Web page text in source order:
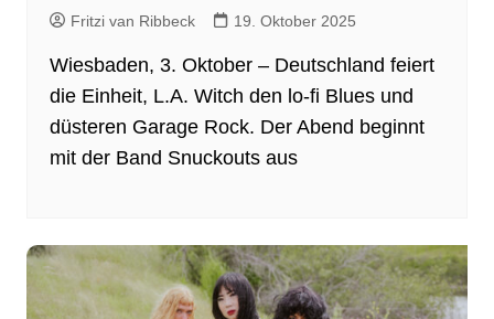
Fritzi van Ribbeck 19. Oktober 2025
Wiesbaden, 3. Oktober – Deutschland feiert
die Einheit, L.A. Witch den lo-fi Blues und
düsteren Garage Rock. Der Abend beginnt
mit der Band Snuckouts aus